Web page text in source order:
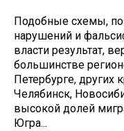
Подобные схемы,
нарушений и
власти результат,
большинстве
Петербурге, других
Челябинск,
высокой долей
Югра...